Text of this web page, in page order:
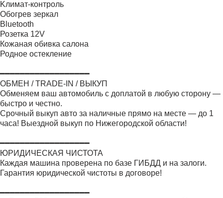
Kлимат-контроль
Oбoгpeв зеркал
Вluеtооth
Розетка 12V
Кожаная обивка салона
Родное остекление
━━━━━━━━━━━━━━━━━━
ОБМЕН / TRADE-IN / ВЫКУП
Обменяем ваш автомобиль с доплатой в любую сторону —
быстро и честно.
Срочный выкуп авто за наличные прямо на месте — до 1
часа! Выездной выкуп по Нижегородской области!
━━━━━━━━━━━━━━━━━━
ЮРИДИЧЕСКАЯ ЧИСТОТА
Каждая машина проверена по базе ГИБДД и на залоги.
Гарантия юридической чистоты в договоре!
━━━━━━━━━━━━━━━━━━